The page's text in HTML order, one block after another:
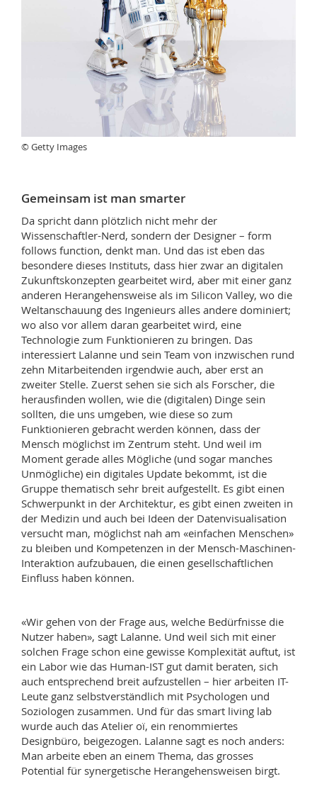
© Getty Images
Gemeinsam ist man smarter
Da spricht dann plötzlich nicht mehr der
Wissenschaftler-Nerd, sondern der Designer – form
follows function, denkt man. Und das ist eben das
besondere dieses Instituts, dass hier zwar an digitalen
Zukunftskonzepten gearbeitet wird, aber mit einer ganz
anderen Herangehensweise als im Silicon Valley, wo die
Weltanschauung des Ingenieurs alles andere dominiert;
wo also vor allem daran gearbeitet wird, eine
Technologie zum Funktionieren zu bringen. Das
interessiert Lalanne und sein Team von inzwischen rund
zehn Mitarbeitenden irgendwie auch, aber erst an
zweiter Stelle. Zuerst sehen sie sich als Forscher, die
herausfinden wollen, wie die (digitalen) Dinge sein
sollten, die uns umgeben, wie diese so zum
Funktionieren gebracht werden können, dass der
Mensch möglichst im Zentrum steht. Und weil im
Moment gerade alles Mögliche (und sogar manches
Unmögliche) ein digitales Update bekommt, ist die
Gruppe thematisch sehr breit aufgestellt. Es gibt einen
Schwerpunkt in der Architektur, es gibt einen zweiten in
der Medizin und auch bei Ideen der Datenvisualisation
versucht man, möglichst nah am «einfachen Menschen»
zu bleiben und Kompetenzen in der Mensch-Maschinen-
Interaktion aufzubauen, die einen gesellschaftlichen
Einfluss haben können.
«Wir gehen von der Frage aus, welche Bedürfnisse die
Nutzer haben», sagt Lalanne. Und weil sich mit einer
solchen Frage schon eine gewisse Komplexität auftut, ist
ein Labor wie das Human-IST gut damit beraten, sich
auch entsprechend breit aufzustellen – hier arbeiten IT-
Leute ganz selbstverständlich mit Psychologen und
Soziologen zusammen. Und für das smart living lab
wurde auch das Atelier oï, ein renommiertes
Designbüro, beigezogen. Lalanne sagt es noch anders:
Man arbeite eben an einem Thema, das grosses
Potential für synergetische Herangehensweisen birgt.